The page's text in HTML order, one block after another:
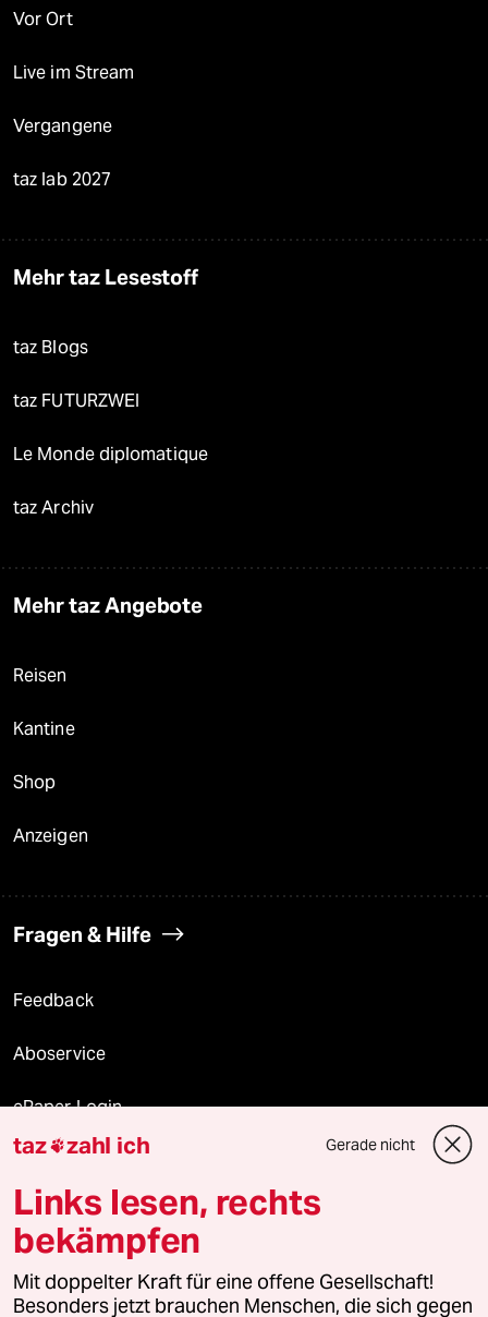
Vor Ort
Live im Stream
Vergangene
taz lab 2027
Mehr taz Lesestoff
taz Blogs
taz FUTURZWEI
Le Monde diplomatique
taz Archiv
Mehr taz Angebote
Reisen
Kantine
Shop
Anzeigen
Fragen & Hilfe
Feedback
Aboservice
ePaper Login
Downloads für Abonnierende
© 2026 taz Verlags und Vertriebs GmbH
Alle Rechte vorbehalten. Bei rechtlichen Fragen oder für Genehmigungen
wenden Sie sich bitte an lizenzen@taz.de
taz zahl ich Gerade nicht
Links lesen, rechts
bekämpfen
Mit doppelter Kraft für eine offene Gesellschaft!
Besonders jetzt brauchen Menschen, die sich gegen